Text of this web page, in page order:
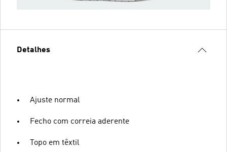
Detalhes
Ajuste normal
Fecho com correia aderente
Topo em têxtil